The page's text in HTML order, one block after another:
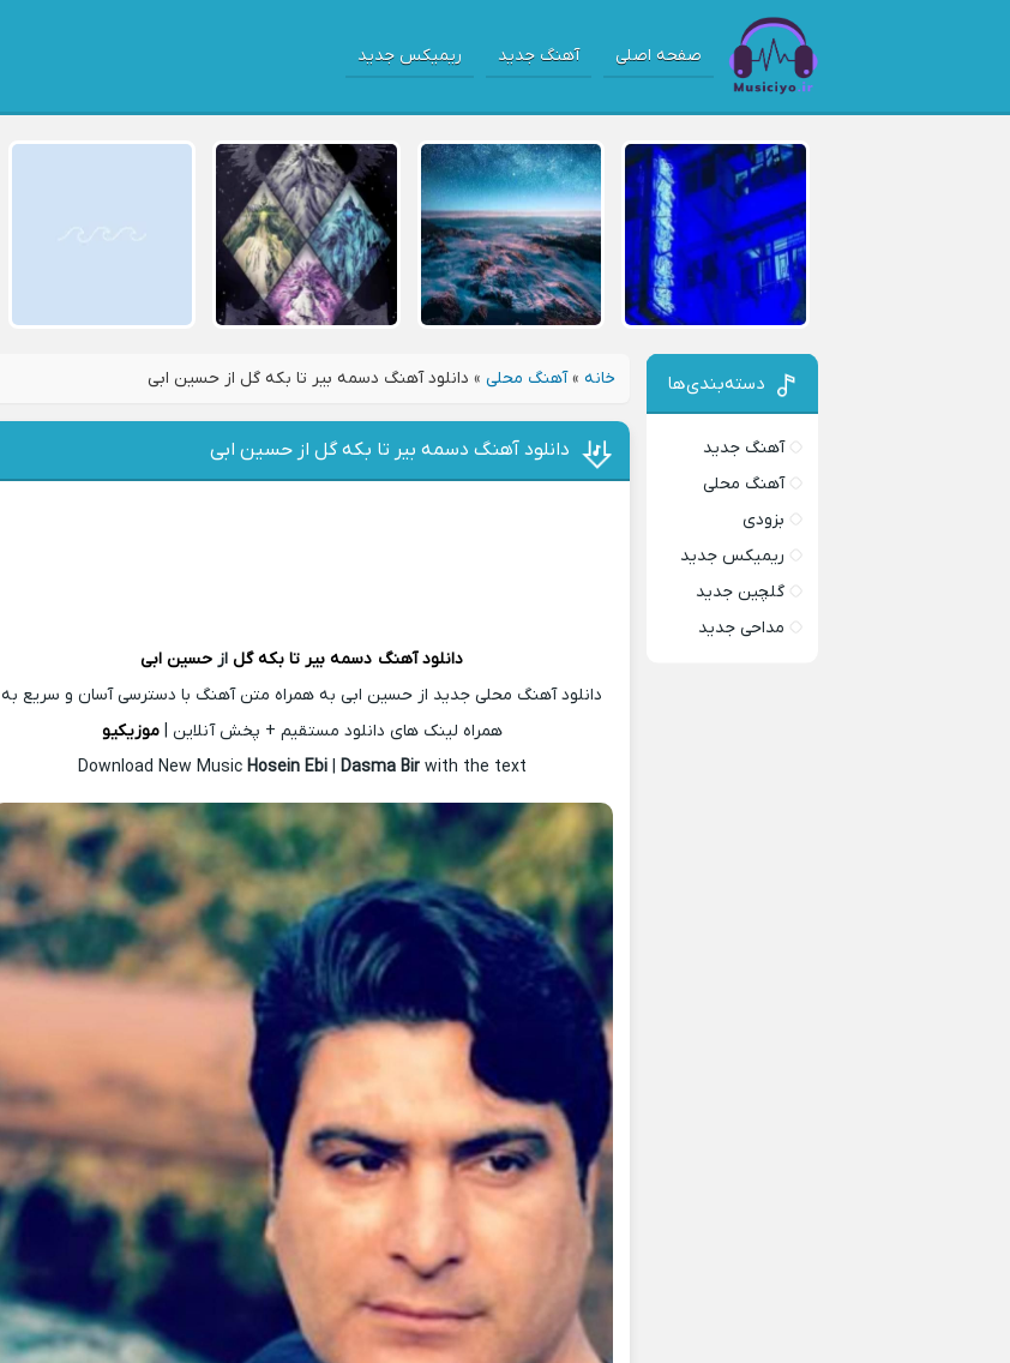
صفحه اصلی آهنگ جدید ریمیکس جدید
خانه »آهنگ محلی » دانلود آهنگ دسمه بیر تا بکه گل از حسین ابی
دانلود آهنگ دسمه بیر تا بکه گل از حسین ابی
دانلود آهنگ دسمه بیر تا بکه گل از حسین ابی
دانلود آهنگ محلی جدید از حسین ابی به همراه متن آهنگ با دسترسی آسان و سریع به
همراه لینک های دانلود مستقیم + پخش آنلاین |موزیکیو
Download New Music Hosein Ebi| Dasma Bir with the text
دسته‌بندی‌ها
آهنگ جدید
آهنگ محلی
بزودی
ریمیکس جدید
گلچین جدید
مداحی جدید